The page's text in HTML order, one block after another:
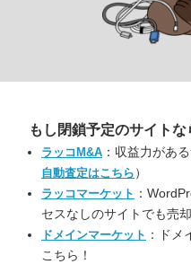
もし閉鎖予定のサイトな
ラッコM&A ：収益力があ
自動査定はこちら ）
ラッコマーケット ：
セスなしのサイトでも売
ドメインマーケット ：ド
こちら！